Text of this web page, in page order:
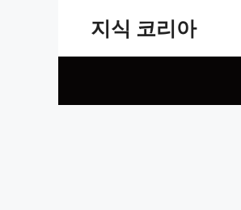
지식 코리아